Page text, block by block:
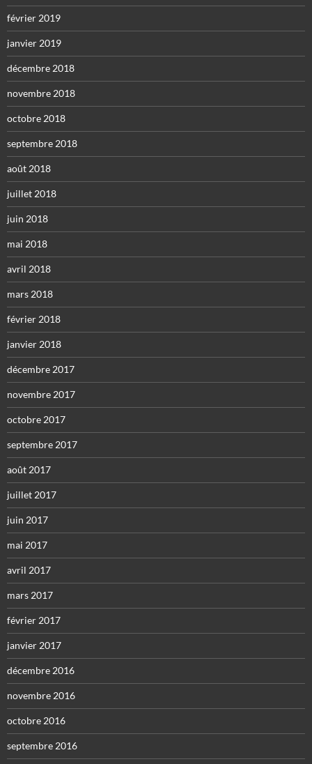
février 2019
janvier 2019
décembre 2018
novembre 2018
octobre 2018
septembre 2018
août 2018
juillet 2018
juin 2018
mai 2018
avril 2018
mars 2018
février 2018
janvier 2018
décembre 2017
novembre 2017
octobre 2017
septembre 2017
août 2017
juillet 2017
juin 2017
mai 2017
avril 2017
mars 2017
février 2017
janvier 2017
décembre 2016
novembre 2016
octobre 2016
septembre 2016